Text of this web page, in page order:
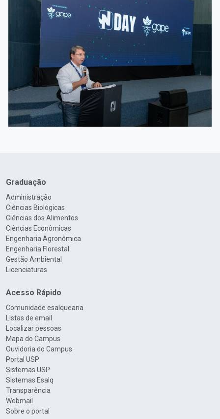
Graduação
Administração
Ciências Biológicas
Ciências dos Alimentos
Ciências Econômicas
Engenharia Agronômica
Engenharia Florestal
Gestão Ambiental
Licenciaturas
Acesso Rápido
Comunidade esalqueana
Listas de email
Localizar pessoas
Mapa do Campus
Ouvidoria do Campus
Portal USP
Sistemas USP
Sistemas Esalq
Transparência
Webmail
Sobre o portal